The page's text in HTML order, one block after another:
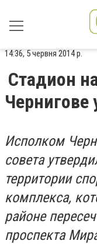
14:36, 5 червня 2014 р.
Стадион
Чернигове
Исполком
совета
территории
комплекса,
районе
проспекта